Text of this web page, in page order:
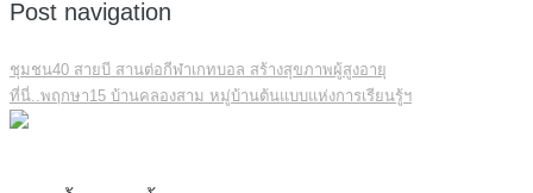
Post navigation
ชุมชน40 สายบี สานต่อกีฬาเกทบอล สร้างสุขภาพผู้สูงอายุ
ที่นี่..พฤกษา15 บ้านคลองสาม หมู่บ้านต้นแบบแห่งการเรียนรู้ฯ